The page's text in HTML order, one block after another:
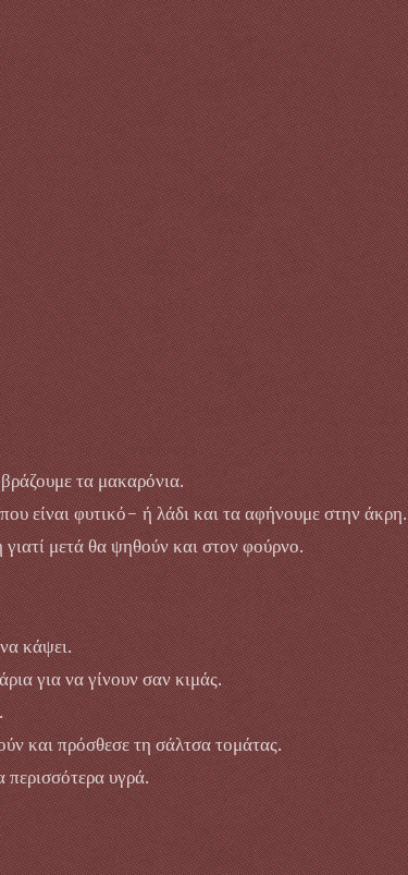
τα μακαρόνια.
είναι φυτικό- ή λάδι και τα αφήνουμε στην άκρη.
μετά θα ψηθούν και στον φούρνο.
κάψει.
για να γίνουν σαν κιμάς.
και πρόσθεσε τη σάλτσα τομάτας.
περισσότερα υγρά.